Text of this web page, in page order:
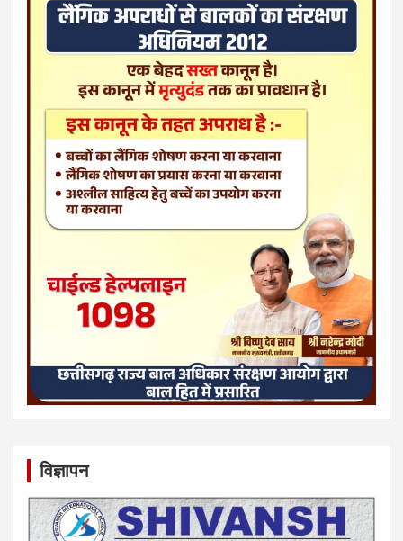
विज्ञापन